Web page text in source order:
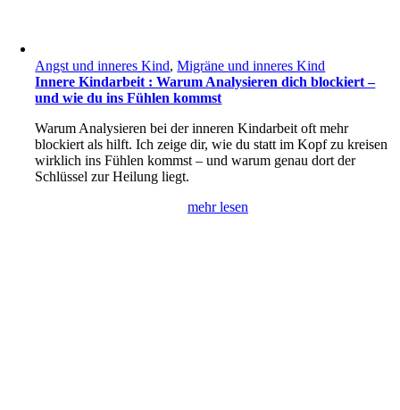
Angst und inneres Kind,Migräne und inneres Kind
Innere Kindarbeit : Warum Analysieren dich blockiert –
und wie du ins Fühlen kommst
Warum Analysieren bei der inneren Kindarbeit oft mehr
blockiert als hilft. Ich zeige dir, wie du statt im Kopf zu kreisen
wirklich ins Fühlen kommst – und warum genau dort der
Schlüssel zur Heilung liegt.
mehr lesen